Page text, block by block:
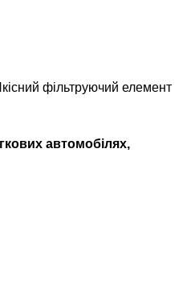
фільтруючий елемент
автомобілях,